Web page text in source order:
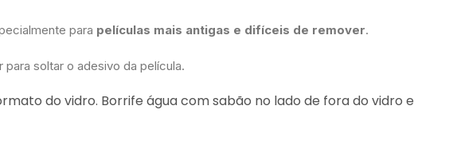
para películas mais antigas e difíceis de remover.
soltar o adesivo da película.
do vidro. Borrife água com sabão no lado de fora do vidro e